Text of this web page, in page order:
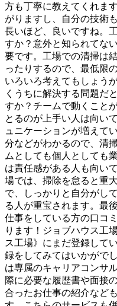
方も丁寧に教えてくれま
がりますし、自分の技術
長いほど、良いですね。
すか？意外と知られてな
要です。工場での清掃は
ったりするので、最低限
いろいろ考えてもしょう
くうちに解決する問題だ
すか？チームで動くこと
とるのが上手い人は向い
ュニケーションが増えて
分などがわかるので、清
ムとしても個人としても
は責任感がある人も向い
場では、掃除を怠ると重
で、しっかりと自分がし
る人が重宝されます。最
仕事をしている方の口コ
ります！ジョブハウス工
ス工場》にまだ登録して
録をしてみてはいかがで
は専属のキャリアコンサ
際に必要な履歴書や面接
合ったお仕事の紹介など